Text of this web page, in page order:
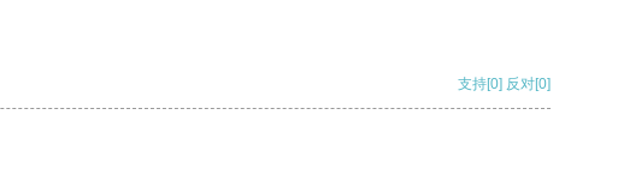
支持[0] 反对[0]